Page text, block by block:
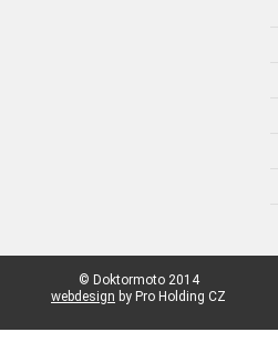
© Doktormoto 2014
webdesign by Pro Holding CZ